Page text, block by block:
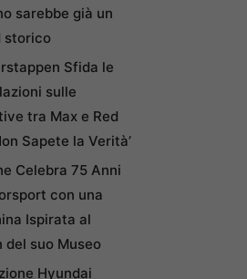
sarebbe già un
storico
Sfida le
sulle
tra Max e Red
Sapete la Verità’
Celebra 75 Anni
con una
Ispirata al
del suo Museo
Hyundai